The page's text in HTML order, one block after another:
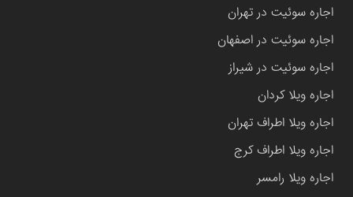
اجاره سوئیت در تهران
اجاره سوئیت در اصفهان
اجاره سوئیت در شیراز
اجاره ویلا کردان
اجاره ویلا اطراف تهران
اجاره ویلا اطراف کرج
اجاره ویلا رامسر